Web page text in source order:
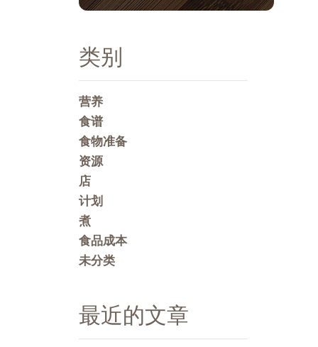
类别
营养
食谱
食物准备
资源
店
计划
煮
食品成本
未分类
最近的文章